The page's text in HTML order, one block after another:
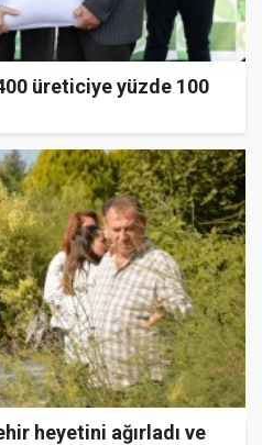
üreticiye yüzde 100
heyetini ağırladı ve